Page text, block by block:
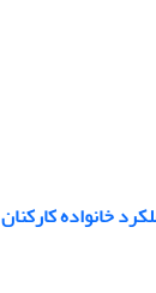
خانواده کارکنان